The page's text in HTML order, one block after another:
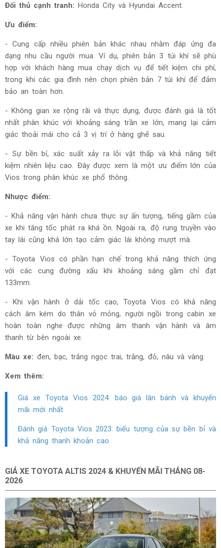
Đối thủ cạnh tranh: Honda City và Hyundai Accent.
Ưu điểm:
- Cung cấp nhiều phiên bản khác nhau nhằm đáp ứng đa
dạng nhu cầu người mua. Ví dụ, phiên bản 3 túi khí sẽ phù
hợp với khách hàng mua chạy dịch vụ để tiết kiệm chi phí,
trong khi các gia đình nên chọn phiên bản 7 túi khí để đảm
bảo an toàn hơn.
- Không gian xe rộng rãi và thực dụng, được đánh giá là tốt
nhất phân khúc với khoảng sáng trần xe lớn, mang lại cảm
giác thoải mái cho cả 3 vị trí ở hàng ghế sau.
- Sự bền bỉ, xác suất xảy ra lỗi vặt thấp và khả năng tiết
kiệm nhiên liệu cao. Đây được xem là một ưu điểm lớn của
Vios trong phân khúc xe phổ thông.
Nhược điểm:
- Khả năng vận hành chưa thực sự ấn tượng, tiếng gầm của
xe khi tăng tốc phát ra khá ồn. Ngoài ra, độ rung truyền vào
tay lái cũng khá lớn tạo cảm giác lái không mượt mà.
- Toyota Vios có phần hạn chế trong khả năng thích ứng
với các cung đường xấu khi khoảng sáng gầm chỉ đạt
133mm.
- Khi vận hành ở dải tốc cao, Toyota Vios có khả năng
cách âm kém do thân vỏ mỏng, người ngồi trong cabin xe
hoàn toàn nghe được những âm thanh vận hành và âm
thanh từ bên ngoài xe.
Màu xe: đen, bạc, trắng ngọc trai, trắng, đỏ, nâu và vàng.
Xem thêm:
Giá xe Toyota Vios
2024: báo giá lăn bánh và khuyến
mãi mới nhất
Đánh giá Toyota Vios 2023: biểu tượng của sự bền bỉ và
khả năng thanh khoản cao
GIÁ XE TOYOTA ALTIS 2024 & KHUYẾN MÃI THÁNG 08-
2026